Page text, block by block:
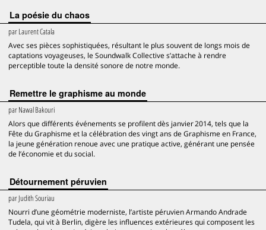
La poésie du chaos
parLaurent Catala
Avec ses pièces sophistiquées, résultant le plus souvent de longs mois de
captations voyageuses, le Soundwalk Collective s’attache à rendre
perceptible toute la densité sonore de notre monde.
Remettre le graphisme au monde
parNawal Bakouri
Alors que différents événements se profilent dès janvier 2014, tels que la
Fête du Graphisme et la célébration des vingt ans de Graphisme en France,
la jeune génération renoue avec une pratique active, générant une pensée
de l’économie et du social.
Détournement péruvien
parJudith Souriau
Nourri d’une géométrie moderniste, l’artiste péruvien Armando Andrade
Tudela, qui vit à Berlin, digère les influences extérieures qui composent les